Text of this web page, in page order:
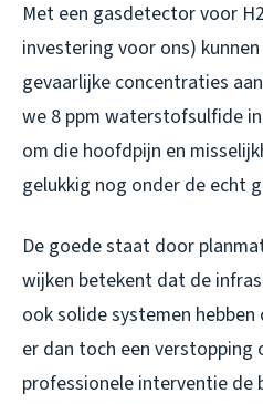
Met een gasdetector voor
investering voor ons)
gevaarlijke concentraties
we 8 ppm waterstofsulfide
om die hoofdpijn en
gelukkig nog onder de echt
De goede staat door
wijken betekent dat de
ook solide systemen
er dan toch een
professionele interventie de